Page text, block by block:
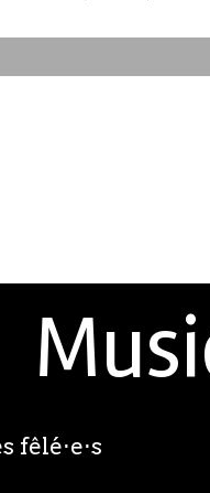
fêlé⋅e⋅s